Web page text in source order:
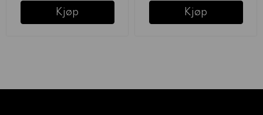
Kjøp Kjøp